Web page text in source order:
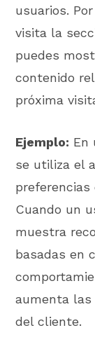
usuarios.
visita la
puedes
contenido
próxima
Ejemplo: En
se utiliza el
preferencias
Cuando un
muestra
basadas en
aumenta las
del cliente.